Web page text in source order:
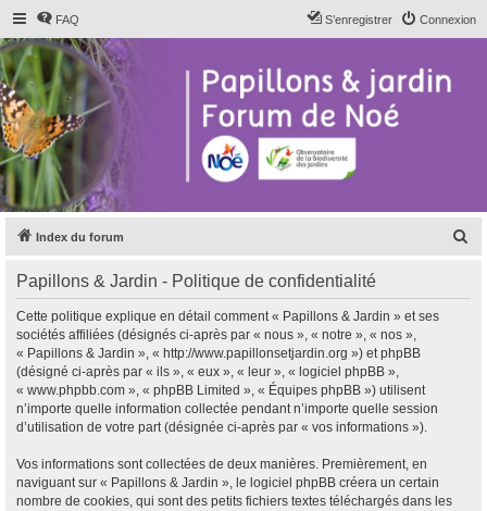
FAQ Connexion
S’enregistrer
Index du forum
Papillons & Jardin - Politique de confidentialité
Cette politique explique en détail comment « Papillons & Jardin » et ses
sociétés affiliées (désignés ci-après par « nous », « notre », « nos »,
« Papillons & Jardin », « http://www.papillonsetjardin.org ») et phpBB
(désigné ci-après par « ils », « eux », « leur », « logiciel phpBB »,
« www.phpbb.com », « phpBB Limited », « Équipes phpBB ») utilisent
n’importe quelle information collectée pendant n’importe quelle session
d’utilisation de votre part (désignée ci-après par « vos informations »).
Vos informations sont collectées de deux manières. Premièrement, en
naviguant sur « Papillons & Jardin », le logiciel phpBB créera un certain
nombre de cookies, qui sont des petits fichiers textes téléchargés dans les